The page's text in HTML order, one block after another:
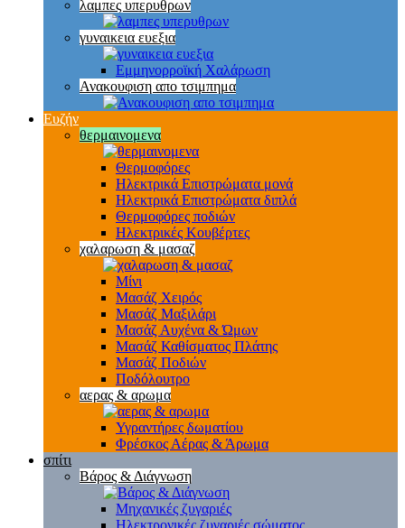
λαμπες υπερυθρων
γυναικεια ευεξια
Εμμηνορροϊκή Χαλάρωση
Ανακουφιση απο τσιμπημα
Ευζήν
θερμαινομενα
Θερμοφόρες
Ηλεκτρικά Επιστρώματα μονά
Ηλεκτρικά Επιστρώματα διπλά
Θερμοφόρες ποδιών
Ηλεκτρικές Κουβέρτες
χαλαρωση & μασαζ
Μίνι
Μασάζ Χειρός
Μασάζ Μαξιλάρι
Μασάζ Αυχένα & Ώμων
Μασάζ Καθίσματος Πλάτης
Μασάζ Ποδιών
Ποδόλουτρο
αερας & αρωμα
Υγραντήρες δωματίου
Φρέσκος Αέρας & Άρωμα
σπίτι
Βάρος & Διάγνωση
Μηχανικές ζυγαριές
Ηλεκτρονικές ζυγαριές σώματος